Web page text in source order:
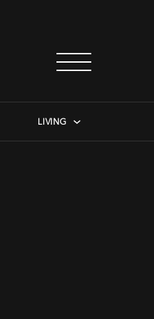
LIVING